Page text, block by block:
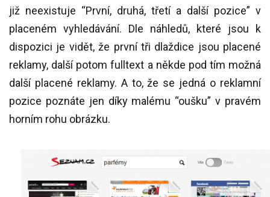
již neexistuje “První, druhá, třetí a další pozice” v
placeném vyhledávání. Dle náhledů, které jsou k
dispozici je vidět, že první tři dlaždice jsou placené
reklamy, další potom fulltext a někde pod tím možná
další placené reklamy. A to, že se jedná o reklamní
pozice poznáte jen díky malému “oušku” v pravém
horním rohu obrázku.